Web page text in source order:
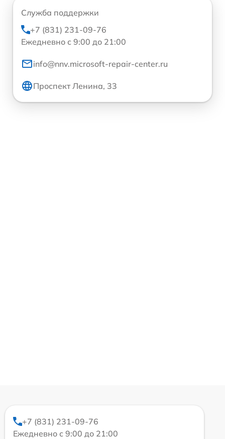
Служба поддержки
+7 (831) 231-09-76
Ежедневно с 9:00 до 21:00
info@nnv.microsoft-repair-center.ru
Проспект Ленина, 33
+7 (831) 231-09-76
Ежедневно с 9:00 до 21:00